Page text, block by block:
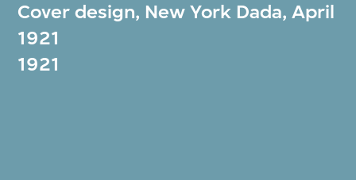
Cover design, New York Dada, April
1921
1921